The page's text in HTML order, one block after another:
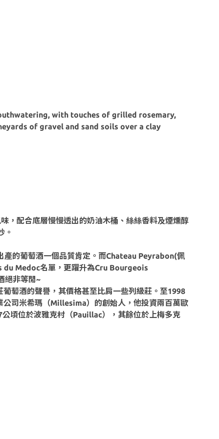
with touches of grilled rosemary,
of gravel and sand soils over a clay
，配合底層慢慢透出的奶油木桶、絲絲香料及煙燻醇
。
的葡萄酒一個品質肯定。而Chateau Peyrabon(佩
du Medoc名單，更躍升為Cru Bourgeois
絕非等閒~
萄酒的聲譽，其價格甚至比肩一些列級莊。至1998
司米希瑪（Millesima）的創始人，他投資兩百萬歐
頃位於波雅克村（Pauillac），其餘位於上梅多克